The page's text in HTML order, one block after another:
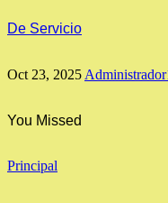
De Servicio
Oct 23, 2025
You Missed
Principal